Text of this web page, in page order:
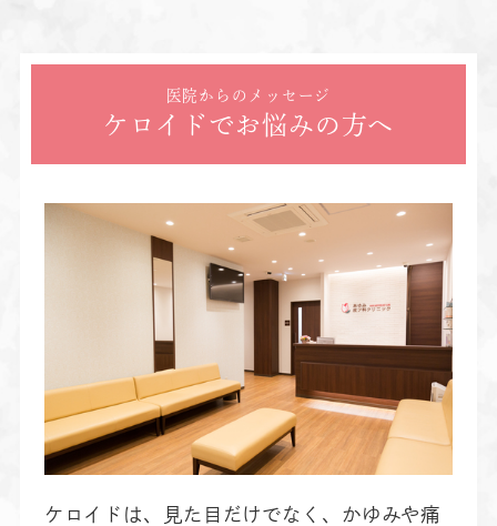
医院からのメッセージ
ケロイドでお悩みの方へ
ケロイドは、見た目だけでなく、かゆみや痛